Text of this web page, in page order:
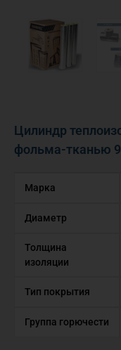
Цилиндр
фольма-тканью
Марка
Диаметр
Толщина
изоляции
Тип покрытия
Группа горючести